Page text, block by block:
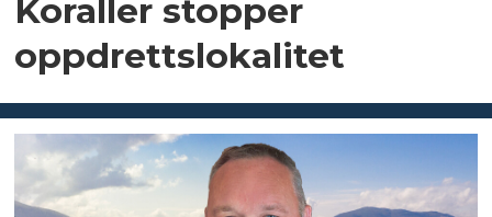
Koraller stopper
oppdrettslokalitet